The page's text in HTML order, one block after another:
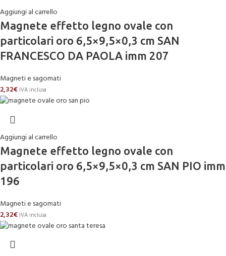
Aggiungi al carrello
Magnete effetto legno ovale con
particolari oro 6,5×9,5×0,3 cm SAN
FRANCESCO DA PAOLA imm 207
Magneti e sagomati
2,32€ IVA inclusa
Aggiungi al carrello
Magnete effetto legno ovale con
particolari oro 6,5×9,5×0,3 cm SAN PIO imm
196
Magneti e sagomati
2,32€ IVA inclusa